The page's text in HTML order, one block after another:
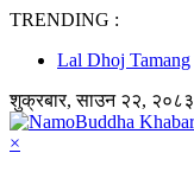
TRENDING :
Lal Dhoj Tamang
शुक्रबार,साउन २२, २०८३
×